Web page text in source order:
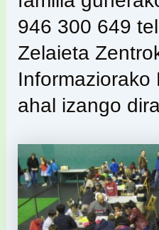
946 300 649
Zelaieta
Informaziorako
ahal izango